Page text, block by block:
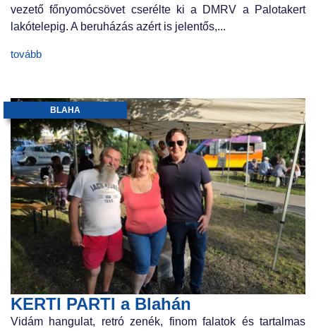
vezető főnyomócsövet cserélte ki a DMRV a Palotakert
lakótelepig. A beruházás azért is jelentős,...
tovább
KERTI PARTI a Blahán
BLAHA
Vidám hangulat, retró zenék, finom falatok és tartalmas